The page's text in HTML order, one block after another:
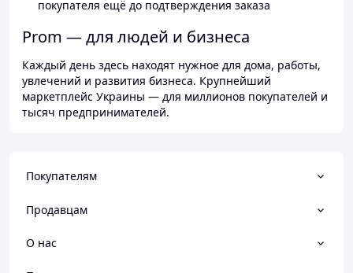
покупателя ещё до подтверждения заказа
Prom — для людей и бизнеса
Каждый день здесь находят нужное для дома, работы,
увлечений и развития бизнеса. Крупнейший
маркетплейс Украины — для миллионов покупателей и
тысяч предпринимателей.
Покупателям
Продавцам
О нас